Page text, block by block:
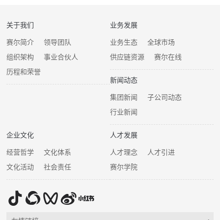
关于我们
赛尔简介
领导团队
组织架构
事业合伙人
历程和荣誉
业务发展
业务生态
全球市场
供应链资源
赛尔在线
新闻动态
集团新闻
子公司动态
行业新闻
企业文化
经营哲学
文化体系
文化活动
社会责任
人才发展
人才理念
人才引进
赛尔学院